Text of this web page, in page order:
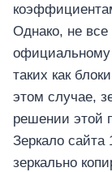
Однако, не все
официальному
таких как
этом случае,
решении этой
Зеркало сайта
зеркально